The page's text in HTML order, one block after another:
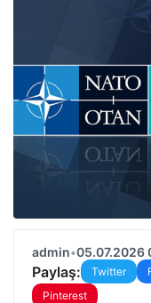
admin•05.07.2026
Paylaş: Twitter
Pinterest